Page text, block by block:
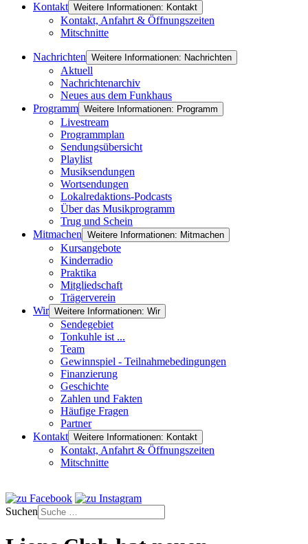
Kontakt Weitere Informationen: Kontakt
Kontakt, Anfahrt & Öffnungszeiten
Mitschnitte
Nachrichten Weitere Informationen: Nachrichten
Aktuell
Nachrichtenarchiv
Neues aus dem Funkhaus
Programm Weitere Informationen: Programm
Livestream
Programmplan
Sendungsübersicht
Playlist
Musiksendungen
Wortsendungen
Lokalredaktions-Podcasts
Über das Musikprogramm
Trug und Schein
Mitmachen Weitere Informationen: Mitmachen
Kursangebote
Kinderradio
Praktika
Mitgliedschaft
Trägerverein
Wir Weitere Informationen: Wir
Sendegebiet
Tonkuhle ist ...
Team
Gewinnspiel - Teilnahmebedingungen
Finanzierung
Geschichte
Zahlen und Fakten
Häufige Fragen
Partner
Kontakt Weitere Informationen: Kontakt
Kontakt, Anfahrt & Öffnungszeiten
Mitschnitte
Suchen